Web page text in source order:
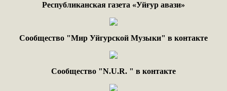
Республиканская газета «Уйғур авази»
Сообщество "Мир Уйгурской Музыки" в контакте
Сообщество "N.U.R. " в контакте